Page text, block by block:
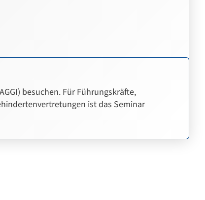
besuchen. Für Führungskräfte,
ist das Seminar